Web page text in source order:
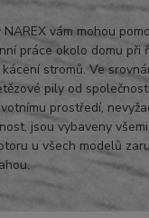
vám mohou
práce okolo domu při
stromů. Ve
pily od
prostředí,
jsou vybaveny
u všech modelů